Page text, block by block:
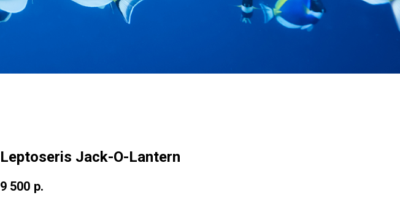
Leptoseris Jack-O-Lantern
9 500 р.